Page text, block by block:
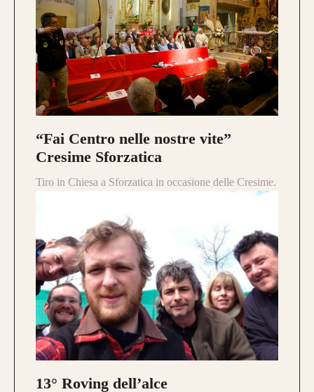
“Fai Centro nelle nostre vite”
Cresime Sforzatica
Tiro in Chiesa a Sforzatica in occasione delle Cresime.
13° Roving dell’alce